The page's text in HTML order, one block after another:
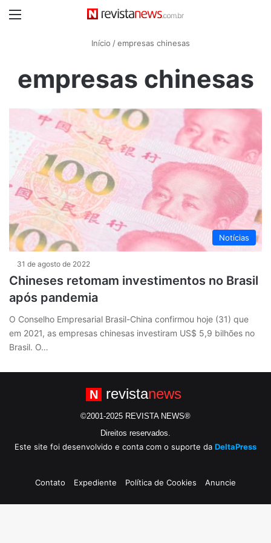
Início /empresas chinesas
empresas chinesas
Notícias
31 de agosto de 2022
Chineses retomam investimentos no Brasil
após pandemia
O Conselho Empresarial Brasil-China confirmou hoje (31) que
em 2021, as empresas chinesas investiram US$ 5,9 bilhões no
Brasil. O…
N revistanews
©2001-2025 REVISTA NEWS®
Direitos reservados.
Este site foi desenvolvido e conta com o suporte da DeltaPress
Contato Expediente Política de Cookies Anuncie